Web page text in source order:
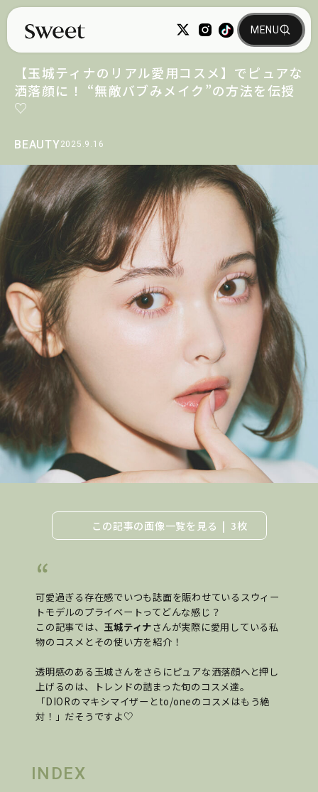
BEAUTY2025.9.16
【玉城ティナのリアル愛用コスメ】でピュアな
洒落顔に！ “無敵バブみメイク”の方法を伝授
♡
この記事の画像一覧を見る 3枚
可愛過ぎる存在感でいつも誌面を賑わせているスウィー
トモデルのプライベートってどんな感じ？
この記事では、 玉城ティナさんが実際に愛用している私
物のコスメとその使い方を紹介！
透明感のある玉城さんをさらにピュアな洒落顔へと押し
上げるのは、トレンドの詰まった旬のコスメ達。
「DIORのマキシマイザーとto/oneのコスメはもう絶
対！」だそうですよ♡
INDEX